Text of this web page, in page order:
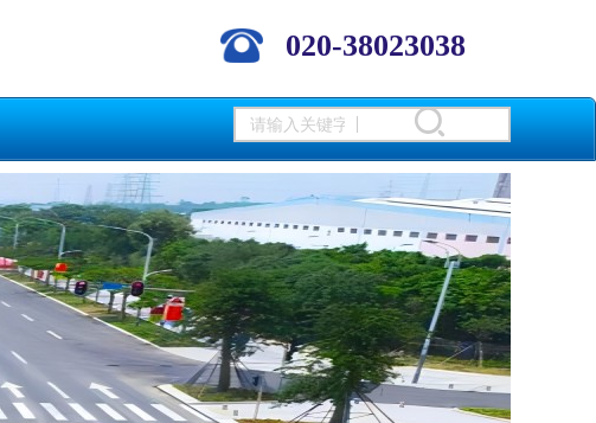
020-38023038